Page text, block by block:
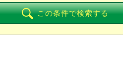
この条件で検索する